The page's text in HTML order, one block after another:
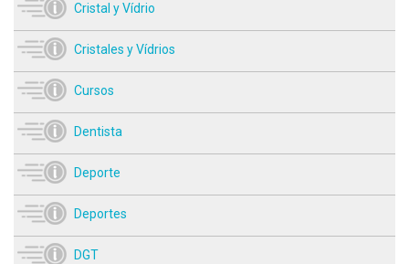
Cristal y Vídrio
Cristales y Vídrios
Cursos
Dentista
Deporte
Deportes
DGT